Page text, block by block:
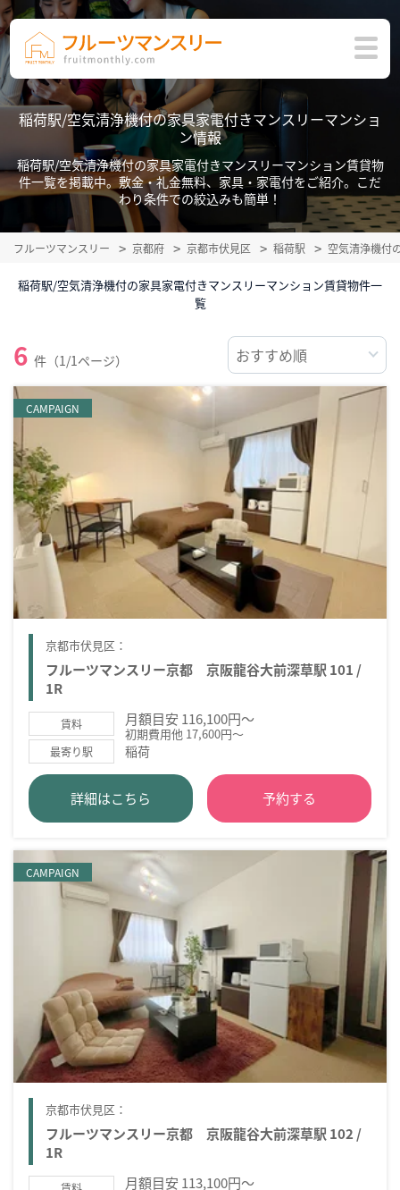
稲荷駅/空気清浄機付の家具家電付きマンスリーマンショ
ン情報
稲荷駅/空気清浄機付の家具家電付きマンスリーマンション賃貸物
件一覧を掲載中。敷金・礼金無料、家具・家電付をご紹介。こだ
わり条件での絞込みも簡単！
フルーツマンスリー 京都府 京都市伏見区 稲荷駅 空気清浄機付
稲荷駅/空気清浄機付の家具家電付きマンスリーマンション賃貸物件一
覧
6 件（1/1ページ）
CAMPAIGN
京都市伏見区：
フルーツマンスリー京都 京阪龍谷大前深草駅 101 /
1R
賃料 月額目安 116,100円～
初期費用他 17,600円～
最寄り駅 稲荷
詳細はこちら 予約する
CAMPAIGN
京都市伏見区：
フルーツマンスリー京都 京阪龍谷大前深草駅 102 /
1R
月額目安 113,100円～